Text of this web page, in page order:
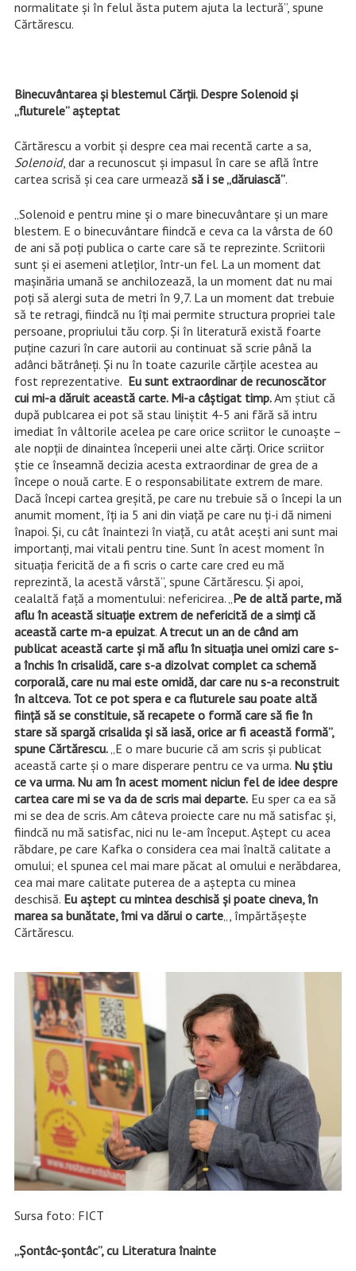
normalitate şi în felul ăsta putem ajuta la lectură”, spune
Cărtărescu.
Binecuvântarea şi blestemul Cărţii. Despre Solenoid şi
„fluturele” aşteptat
Cărtărescu a vorbit şi despre cea mai recentă carte a sa,
Solenoid, dar a recunoscut şi impasul în care se află între
cartea scrisă şi cea care urmează să i se „dăruiască”.
„Solenoid e pentru mine şi o mare binecuvântare şi un mare
blestem. E o binecuvântare fiindcă e ceva ca la vârsta de 60
de ani să poţi publica o carte care să te reprezinte. Scriitorii
sunt şi ei asemeni atleţilor, într-un fel. La un moment dat
maşinăria umană se anchilozează, la un moment dat nu mai
poţi să alergi suta de metri în 9,7. La un moment dat trebuie
să te retragi, fiindcă nu îţi mai permite structura propriei tale
persoane, propriului tău corp. Şi în literatură există foarte
puţine cazuri în care autorii au continuat să scrie până la
adânci bătrâneţi. Şi nu în toate cazurile cărţile acestea au
fost reprezentative. Eu sunt extraordinar de recunoscător
cui mi-a dăruit această carte. Mi-a câştigat timp.Am ştiut că
după publcarea ei pot să stau liniştit 4-5 ani fără să intru
imediat în vâltorile acelea pe care orice scriitor le cunoaşte –
ale nopţii de dinaintea începerii unei alte cărţi. Orice scriitor
ştie ce înseamnă decizia acesta extraordinar de grea de a
începe o nouă carte. E o responsabilitate extrem de mare.
Dacă începi cartea greşită, pe care nu trebuie să o începi la un
anumit moment, îţi ia 5 ani din viaţă pe care nu ţi-i dă nimeni
înapoi. Şi, cu cât înaintezi în viaţă, cu atât aceşti ani sunt mai
importanţi, mai vitali pentru tine. Sunt în acest moment în
situaţia fericită de a fi scris o carte care cred eu mă
reprezintă, la acestă vârstă”, spune Cărtărescu. Şi apoi,
cealaltă faţă a momentului: nefericirea. „Pe de altă parte, mă
aflu în această situaţie extrem de nefericită de a simţi că
această carte m-a epuizat. A trecut un an de când am
publicat această carte şi mă aflu în situaţia unei omizi care s-
a închis în crisalidă, care s-a dizolvat complet ca schemă
corporală, care nu mai este omidă, dar care nu s-a reconstruit
în altceva. Tot ce pot spera e ca fluturele sau poate altă
fiinţă să se constituie, să recapete o formă care să fie în
stare să spargă crisalida şi să iasă, orice ar fi această formă”,
spune Cărtărescu.„E o mare bucurie că am scris şi publicat
această carte şi o mare disperare pentru ce va urma. Nu ştiu
ce va urma. Nu am în acest moment niciun fel de idee despre
cartea care mi se va da de scris mai departe.Eu sper ca ea să
mi se dea de scris. Am câteva proiecte care nu mă satisfac şi,
fiindcă nu mă satisfac, nici nu le-am început. Aştept cu acea
răbdare, pe care Kafka o considera cea mai înaltă calitate a
omului; el spunea cel mai mare păcat al omului e nerăbdarea,
cea mai mare calitate puterea de a aştepta cu minea
deschisă. Eu aştept cu mintea deschisă şi poate cineva, în
marea sa bunătate, îmi va dărui o carte„, împărtăşeşte
Cărtărescu.
Sursa foto: FICT
„Şontâc-şontâc”, cu Literatura înainte